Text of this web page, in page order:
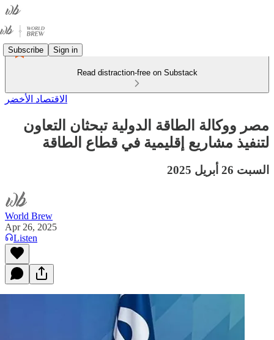
Subscribe Sign in
Read distraction-free on Substack
الاقتصاد الأخضر
مصر ووكالة الطاقة الدولية تبحثان التعاون
لتنفيذ مشاريع إقليمية في قطاع الطاقة
السبت 26 أبريل 2025
World Brew
Apr 26, 2025
Listen